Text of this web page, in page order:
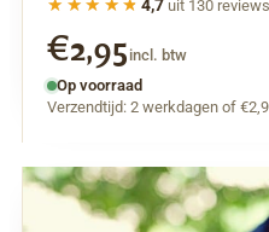
★★★★★
★★★★★ 4,7 uit 130 reviews
€2,95 incl. btw
Op voorraad
Verzendtijd: 2 werkdagen of